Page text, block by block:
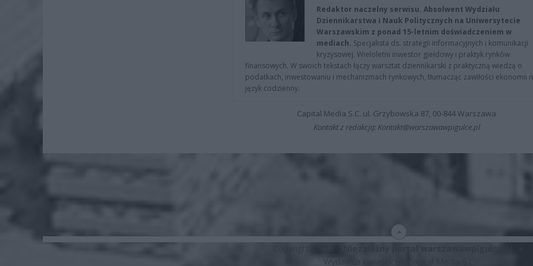
Redaktor naczelny serwisu. Absolwent Wydziału
Dziennikarstwa i Nauk Politycznych na Uniwersytecie
Warszawskim z ponad 15-letnim doświadczeniem w
mediach. Specjalista ds. strategii informacyjnych i komunikacji
kryzysowej. Wieloletni inwestor giełdowy i praktyk rynków
finansowych. W swoich tekstach łączy warsztat dziennikarski z praktyczną wiedzą o
podatkach, inwestowaniu i mechanizmach rynkowych, tłumacząc zawiłości ekonomii
język codzienny.
Capital Media S.C. ul. Grzybowska 87, 00-844 Warszawa
Kontakt z redakcją: Kontakt@warszawawpigulce.pl
Wydawca i właściciel: Capital Media S.C.